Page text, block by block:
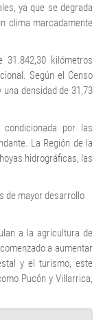
ya que se degrada
clima marcadamente
kilómetros
Según el Censo
densidad de 31,73
por las
La Región de la
hidrográficas, las
de mayor desarrollo
a la agricultura de
a aumentar
y el turismo, este
Pucón y Villarrica,